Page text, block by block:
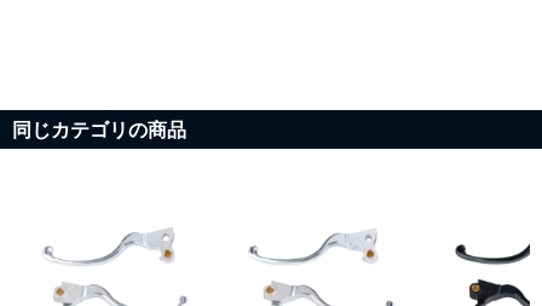
同じカテゴリの商品